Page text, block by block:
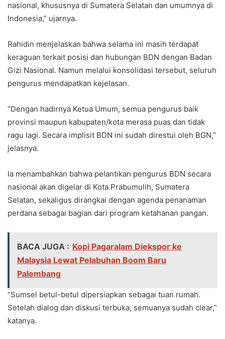
nasional, khususnya di Sumatera Selatan dan umumnya di
Indonesia,” ujarnya.
Rahidin menjelaskan bahwa selama ini masih terdapat
keraguan terkait posisi dan hubungan BDN dengan Badan
Gizi Nasional. Namun melalui konsolidasi tersebut, seluruh
pengurus mendapatkan kejelasan.
“Dengan hadirnya Ketua Umum, semua pengurus baik
provinsi maupun kabupaten/kota merasa puas dan tidak
ragu lagi. Secara implisit BDN ini sudah direstui oleh BGN,”
jelasnya.
Ia menambahkan bahwa pelantikan pengurus BDN secara
nasional akan digelar di Kota Prabumulih, Sumatera
Selatan, sekaligus dirangkai dengan agenda penanaman
perdana sebagai bagian dari program ketahanan pangan.
BACA JUGA : Kopi Pagaralam Diekspor ke
Malaysia Lewat Pelabuhan Boom Baru
Palembang
“Sumsel betul-betul dipersiapkan sebagai tuan rumah.
Setelah dialog dan diskusi terbuka, semuanya sudah clear,”
katanya.